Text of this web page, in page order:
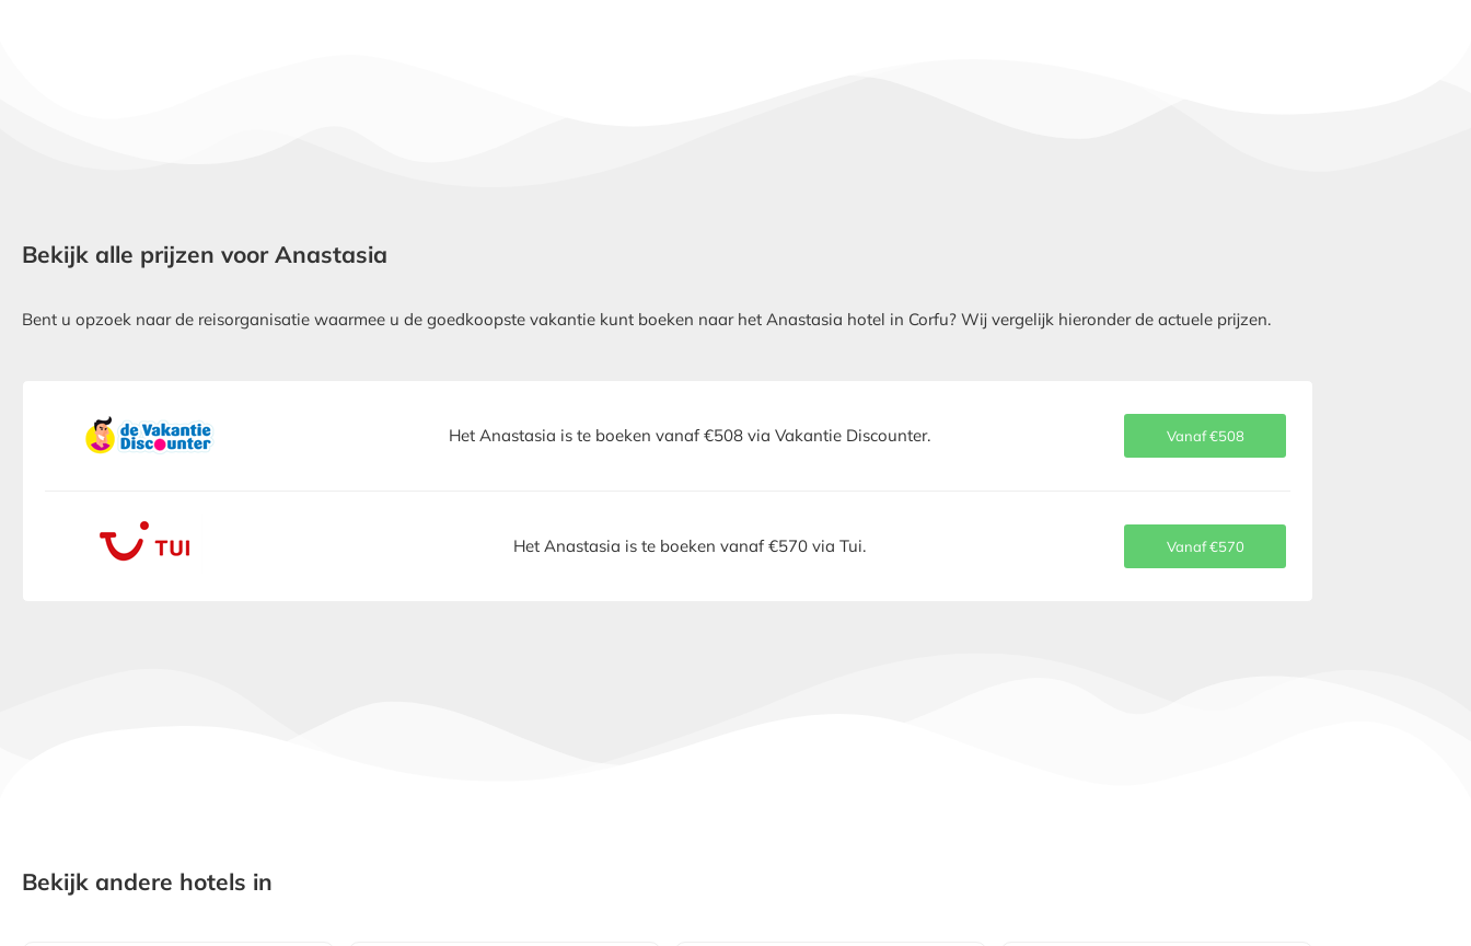
Bekijk alle prijzen voor Anastasia
Bent u opzoek naar de reisorganisatie waarmee u de goedkoopste vakantie kunt boeken naar het Anastasia hotel in Corfu? Wij vergelijk hieronder de actuele prijzen.
Het Anastasia is te boeken vanaf €508 via Vakantie Discounter. Vanaf €508
Het Anastasia is te boeken vanaf €570 via Tui. Vanaf €570
Bekijk andere hotels in